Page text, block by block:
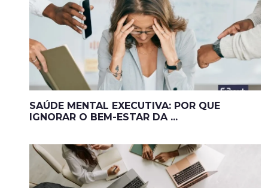
SAÚDE MENTAL EXECUTIVA: POR QUE
IGNORAR O BEM-ESTAR DA ...